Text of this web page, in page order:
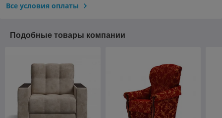
Все условия оплаты
Подобные товары компании